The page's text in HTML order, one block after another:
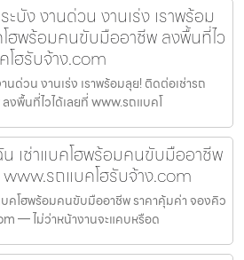
ะบัง งานด่วน งานเร่ง เราพร้อม
ฮพร้อมคนขับมืออาชีพ ลงพื้นที่ไว
โฮรับจ้าง.com
นด่วน งานเร่ง เราพร้อมลุย! ติดต่อเช่ารถ
พื้นที่ไวได้เลยที่ www.รถแบคโ
เช่าแบคโฮพร้อมคนขับมืออาชีพ
รถแบคโฮรับจ้าง.com
คโฮพร้อมคนขับมืออาชีพ ราคาคุ้มค่า จองคิว
— ไม่ว่าหน้างานจะแคบหรือด